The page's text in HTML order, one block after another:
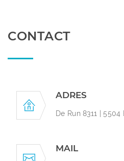
CONTACT
ADRES
De Run 8311 |
MAIL